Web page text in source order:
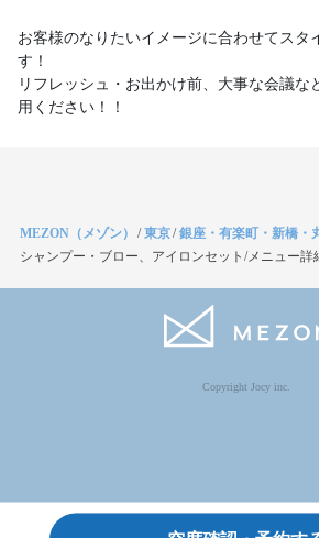
お客様のなりたいイメージに合わせてスタ
す！
リフレッシュ・お出かけ前、大事な会議な
用ください！！
MEZON（メゾン） /東京/銀座・有楽町・新橋・
シャンプー・ブロー、アイロンセット/メニュー詳
Copyright Jocy inc.